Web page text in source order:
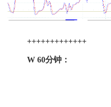
+++++++++++++
W 60分钟：